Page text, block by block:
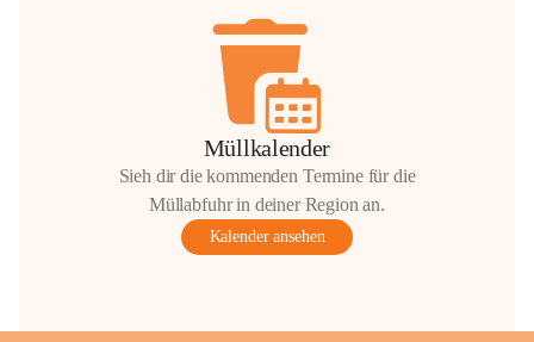
Müllkalender
Sieh dir die kommenden Termine für die
Müllabfuhr in deiner Region an.
Kalender ansehen